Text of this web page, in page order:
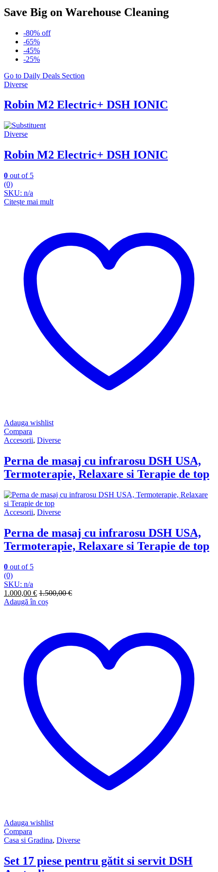
Save Big on Warehouse Cleaning
-80% off
-65%
-45%
-25%
Go to Daily Deals Section
Diverse
Robin M2 Electric+ DSH IONIC
Diverse
Robin M2 Electric+ DSH IONIC
0 out of 5
(0)
SKU: n/a
Citește mai mult
Adauga wishlist
Compara
Accesorii, Diverse
Perna de masaj cu infrarosu DSH USA,
Termoterapie, Relaxare si Terapie de top
Accesorii, Diverse
Perna de masaj cu infrarosu DSH USA,
Termoterapie, Relaxare si Terapie de top
0 out of 5
(0)
SKU: n/a
1.000,00 € 1.500,00€
Adaugă în coș
Adauga wishlist
Compara
Casa si Gradina, Diverse
Set 17 piese pentru gătit si servit DSH